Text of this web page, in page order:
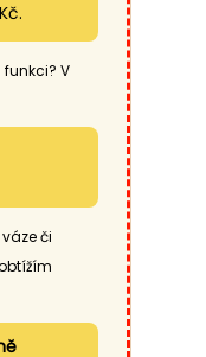
V
či